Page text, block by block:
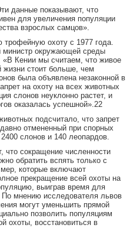
данные показывают, что
для увеличения популяции
взрослых самцов».
трофейную охоту с 1977 года.
окружающей среды
«В Кении мы считаем, что живое
жизни стоит больше, чем
была объявлена незаконной в
на охоту на всех животных
слонов неуклонно растет, и
оказалась успешной».22
подсчитало, что запрет
отмененный при спорных
слонов и 140 леопардов.
что сокращение численности
обратить вспять только с
которые включают
прекращение всей охоты на
выиграв время для
мнению исследователя львов
могут уменьшить прямой
позволить популяциям
охоты, восстановиться в